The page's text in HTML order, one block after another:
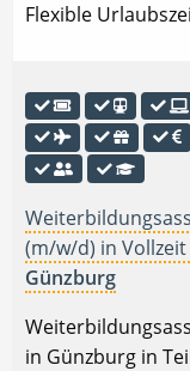
Flexible
(m/w/d) in
Günzburg
in Günzburg in